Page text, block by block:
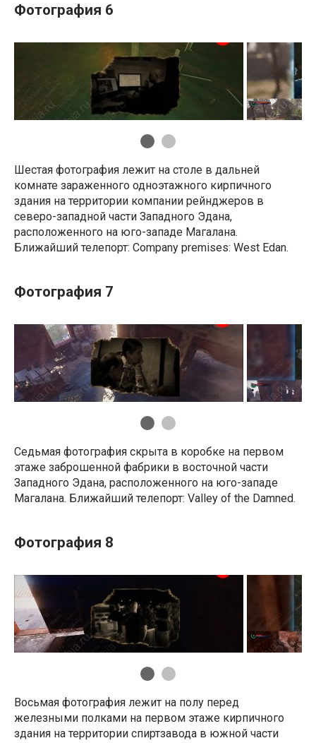
Фотография 6
Шестая фотография лежит на столе в дальней
комнате зараженного одноэтажного кирпичного
здания на территории компании рейнджеров в
северо-западной части Западного Эдана,
расположенного на юго-западе Магалана.
Ближайший телепорт: Company premises: West Edan.
Фотография 7
Седьмая фотография скрыта в коробке на первом
этаже заброшенной фабрики в восточной части
Западного Эдана, расположенного на юго-западе
Магалана. Ближайший телепорт: Valley of the Damned.
Фотография 8
Восьмая фотография лежит на полу перед
железными полками на первом этаже кирпичного
здания на территории спиртзавода в южной части